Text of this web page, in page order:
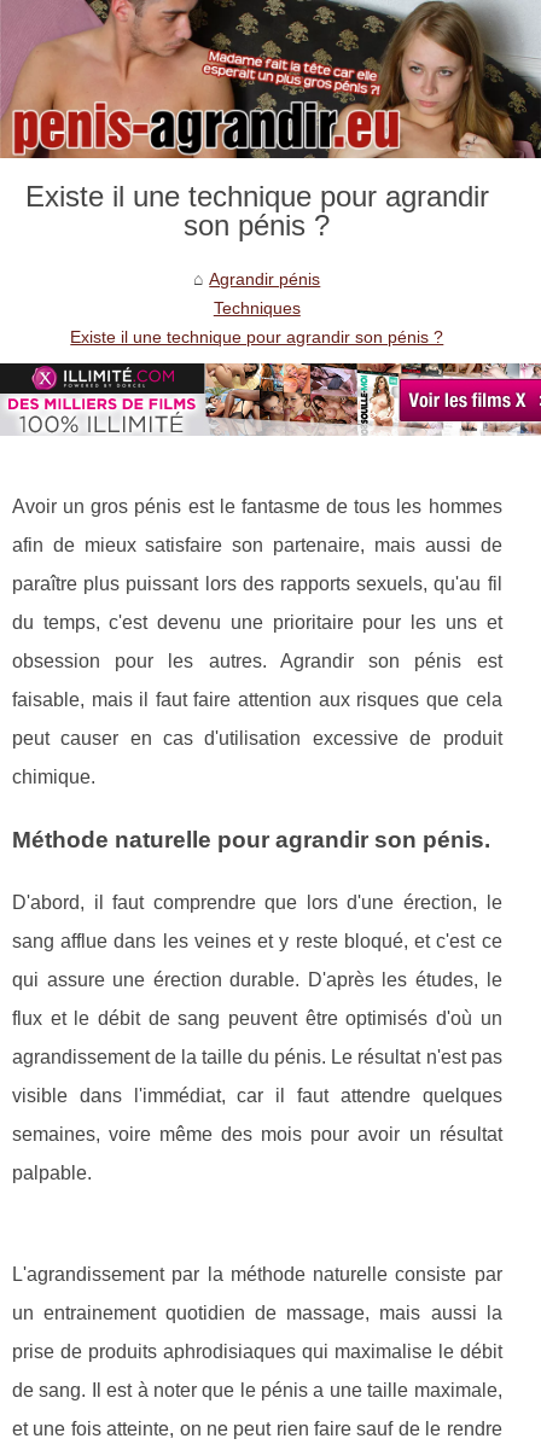
Existe il une technique pour agrandir
son pénis ?
Agrandir pénis
Techniques
Existe il une technique pour agrandir son pénis ?
Avoir un gros pénis est le fantasme de tous les hommes
afin de mieux satisfaire son partenaire, mais aussi de
paraître plus puissant lors des rapports sexuels, qu'au fil
du temps, c'est devenu une prioritaire pour les uns et
obsession pour les autres. Agrandir son pénis est
faisable, mais il faut faire attention aux risques que cela
peut causer en cas d'utilisation excessive de produit
chimique.
Méthode naturelle pour agrandir son pénis.
D'abord, il faut comprendre que lors d'une érection, le
sang afflue dans les veines et y reste bloqué, et c'est ce
qui assure une érection durable. D'après les études, le
flux et le débit de sang peuvent être optimisés d'où un
agrandissement de la taille du pénis. Le résultat n'est pas
visible dans l'immédiat, car il faut attendre quelques
semaines, voire même des mois pour avoir un résultat
palpable.
L'agrandissement par la méthode naturelle consiste par
un entrainement quotidien de massage, mais aussi la
prise de produits aphrodisiaques qui maximalise le débit
de sang. Il est à noter que le pénis a une taille maximale,
et une fois atteinte, on ne peut rien faire sauf de le rendre